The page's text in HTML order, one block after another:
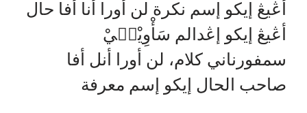
أڠيڠ إيكو إسم نكرة لن أورا أنا أفا حال
أڠيڠ إيكو إڠدالم سَأْوِيْسۤيْ
سمفورناني كلام، لن أورا أنل أفا
صاحب الحال إيكو إسم معرفة